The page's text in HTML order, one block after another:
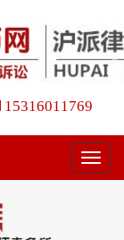
15316011769
菜
单